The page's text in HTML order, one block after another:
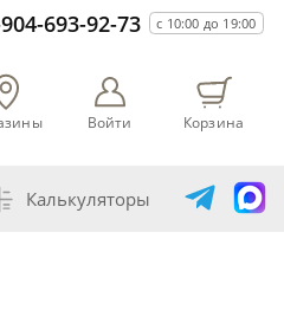
693-92-73 с 10:00 до 19:00
Войти Корзина
Калькуляторы